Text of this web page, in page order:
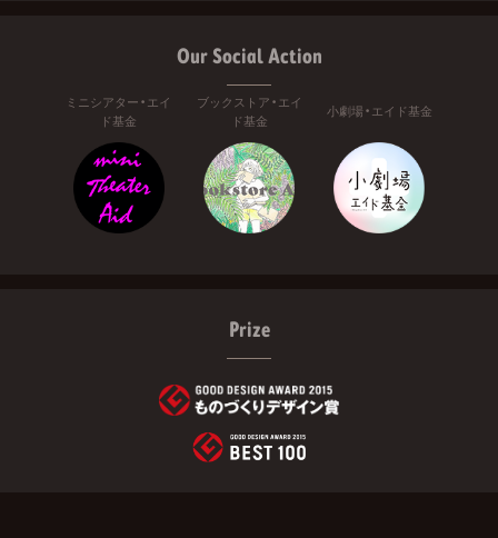
Our Social Action
ミニシアター・エイ
ド基金
ブックストア・エイ
ド基金
小劇場・エイド基金
Prize